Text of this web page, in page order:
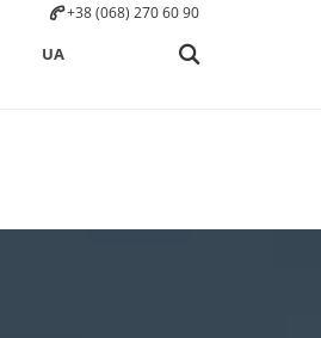
+38 (068) 270 60 90
UA